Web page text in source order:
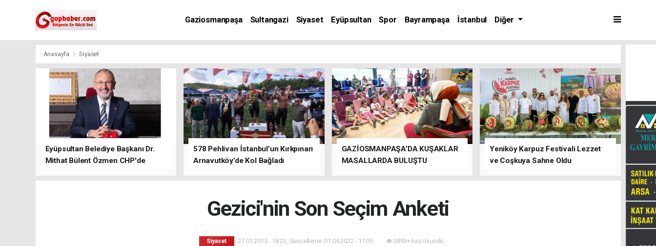
Gaziosmanpaşa Sultangazi Siyaset Eyüpsultan Spor Bayrampaşa İstanbul Diğer
Anasayfa Siyaset
Eyüpsultan Belediye Başkanı Dr.
Mithat Bülent Özmen CHP'de
578 Pehlivan İstanbul’un Kırkpınarı
Arnavutköy’de Kol Bağladı
GAZİOSMANPAŞA’DA KUŞAKLAR
MASALLARDA BULUŞTU
Yeniköy Karpuz Festivali Lezzet
ve Coşkuya Sahne Oldu
Gezici'nin Son Seçim Anketi
Siyaset 27.01.2015 - 18:23, Güncelleme: 01.09.2022 - 17:05 3893+ kez okundu.